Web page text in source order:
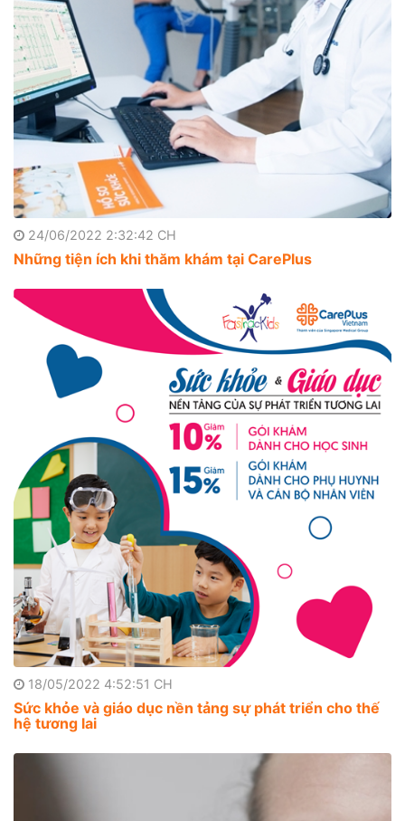
24/06/2022 2:32:42 CH
Những tiện ích khi thăm khám tại CarePlus
18/05/2022 4:52:51 CH
Sức khỏe và giáo dục nền tảng sự phát triển cho thế
hệ tương lai